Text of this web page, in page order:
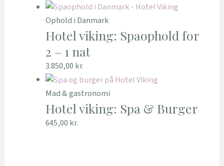
Ophold i Danmark
Hotel viking: Spaophold for
2 – 1 nat
3.850,00 kr.
Mad & gastronomi
Hotel viking: Spa & Burger
645,00 kr.